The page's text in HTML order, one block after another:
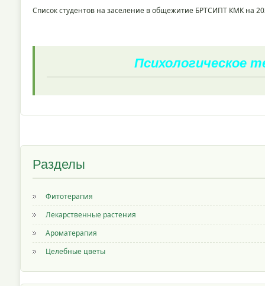
Список студентов на заселение в общежитие БРТСИПТ КМК на
Психологическое
Разделы
Фитотерапия
Лекарственные растения
Ароматерапия
Целебные цветы